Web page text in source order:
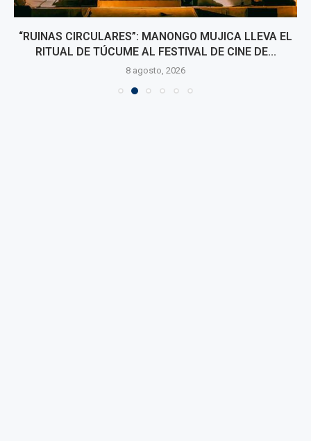
“RUINAS CIRCULARES”: MANONGO MUJICA LLEVA EL
RITUAL DE TÚCUME AL FESTIVAL DE CINE DE...
8 agosto, 2026